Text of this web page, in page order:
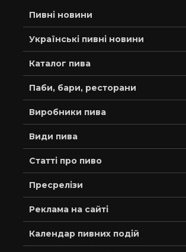
Пивні новини
Українські пивні новини
Каталог пива
Паби, бари, ресторани
Виробники пива
Види пива
Статті про пиво
Пресрелізи
Реклама на сайті
Календар пивних подій